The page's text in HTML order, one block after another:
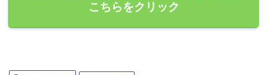
こちらをクリック